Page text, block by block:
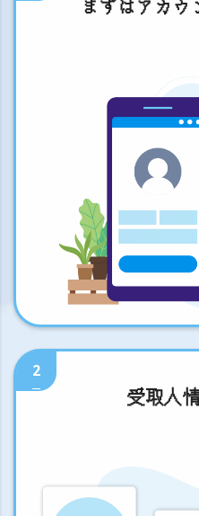
まずはアカ
2
受取人